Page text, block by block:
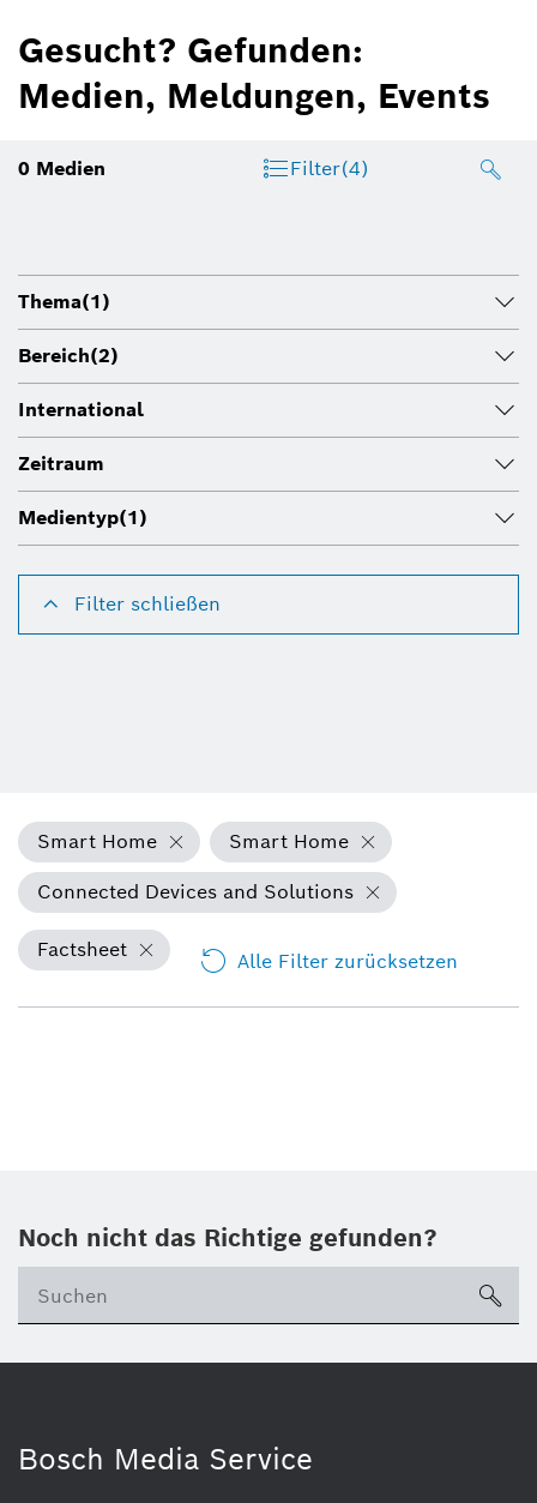
Gesucht? Gefunden:
Medien, Meldungen, Events
0 Medien Filter(4)
Thema(1)
Bereich(2)
International
Zeitraum
Medientyp(1)
Filter schließen
Smart Home
Smart Home
Connected Devices and Solutions
Factsheet Alle Filter zurücksetzen
Noch nicht das Richtige gefunden?
Bosch Media Service